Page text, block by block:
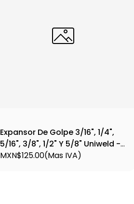
Expansor De Golpe 3/16", 1/4",
5/16", 3/8", 1/2" Y 5/8" Uniweld -
70006
MXN$125.00(Mas IVA)